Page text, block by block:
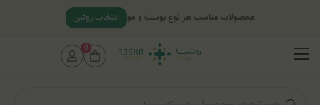
محصولات مناسب هر نوع پوست و مو انتخاب روتین
0